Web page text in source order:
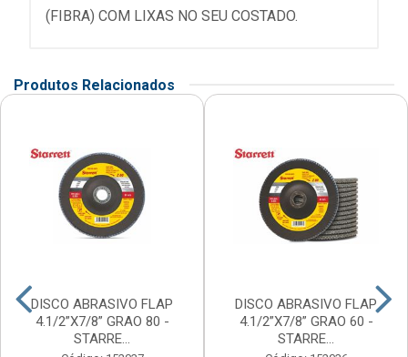
(FIBRA) COM LIXAS NO SEU COSTADO.
Produtos Relacionados
DISCO ABRASIVO FLAP
4.1/2”X7/8” GRAO 80 -
STARRE...
DISCO ABRASIVO FLAP
4.1/2”X7/8” GRAO 60 -
STARRE...